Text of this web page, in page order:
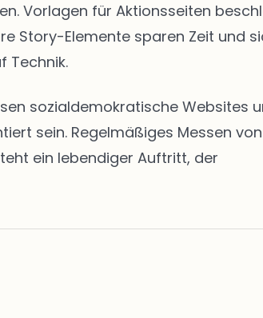
Vorlagen für Aktionsseiten
Story-Elemente sparen Zeit und
Technik.
sozialdemokratische Websites
sein. Regelmäßiges Messen von
ein lebendiger Auftritt, der